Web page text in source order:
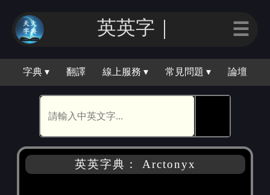
英英字｜ ☰
字典 ▾ 翻譯 線上服務 ▾ 常見問題 ▾ 論壇
英英字典： Arctonyx